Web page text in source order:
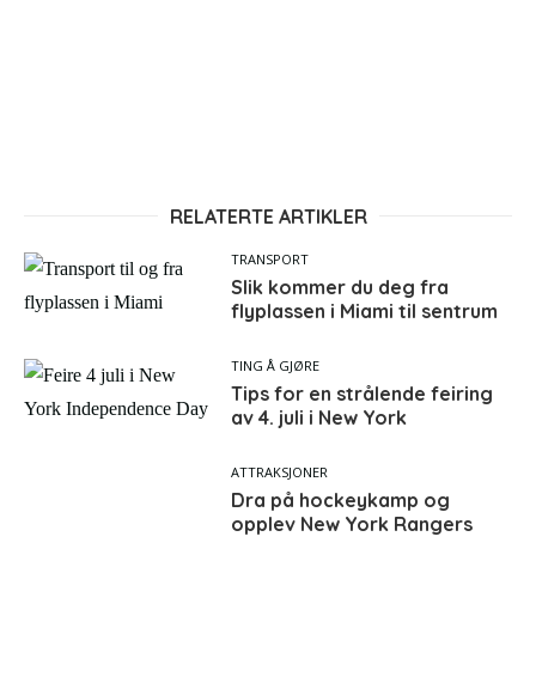
RELATERTE ARTIKLER
TRANSPORT
Slik kommer du deg fra
flyplassen i Miami til sentrum
TING Å GJØRE
Tips for en strålende feiring
av 4. juli i New York
ATTRAKSJONER
Dra på hockeykamp og
opplev New York Rangers